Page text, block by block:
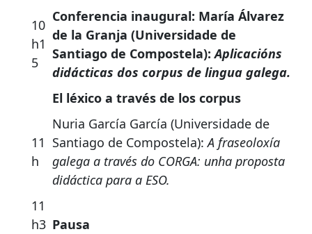
10
h1
5
Conferencia inaugural: María Álvarez
de la Granja (Universidade de
Santiago de Compostela):Aplicacións
didácticas dos corpus de lingua galega.
El léxico a través de los corpus
11
h
Nuria García García (Universidade de
Santiago de Compostela):A fraseoloxía
galega a través do CORGA: unha proposta
didáctica para a ESO.
11
h3 Pausa